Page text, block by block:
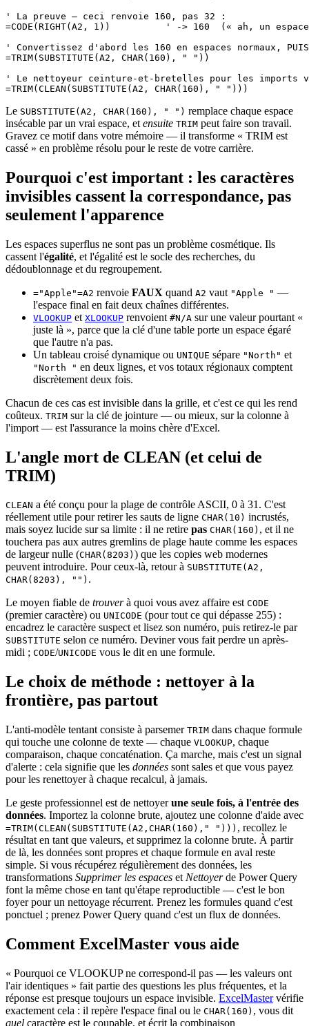
' La preuve — ceci renvoie 160, pas 32 :
=CODE(RIGHT(A2, 1))          ' -> 160  (« ah, un
' Convertissez d'abord les 160 en espaces normaux,
=TRIM(SUBSTITUTE(A2, CHAR(160), " "))
' Le nettoyeur ceinture-et-bretelles pour les imports
Le SUBSTITUTE(A2, CHAR(160), " ") remplace chaque espace
insécable par un vrai espace, et ensuite TRIM peut faire son travail.
Gravez ce motif dans votre mémoire — il transforme « TRIM est
cassé » en problème résolu pour le reste de votre carrière.
Pourquoi c'est important : les caractères
invisibles cassent la correspondance, pas
seulement l'apparence
Les espaces superflus ne sont pas un problème cosmétique. Ils
cassent l'égalité, et l'égalité est le socle des recherches, du
dédoublonnage et du regroupement.
="Apple"=A2 renvoie FAUX quand A2 vaut "Apple " —
l'espace final en fait deux chaînes différentes.
VLOOKUP et XLOOKUP renvoient #N/A sur une valeur pourtant «
juste là », parce que la clé d'une table porte un espace égaré
que l'autre n'a pas.
Un tableau croisé dynamique ou UNIQUE sépare "North" et
"North " en deux lignes, et vos totaux régionaux comptent
discrètement deux fois.
Chacun de ces cas est invisible dans la grille, et c'est ce qui les rend
coûteux. TRIM sur la clé de jointure — ou mieux, sur la colonne à
l'import — est l'assurance la moins chère d'Excel.
L'angle mort de CLEAN (et celui de
TRIM)
CLEAN a été conçu pour la plage de contrôle ASCII, 0 à 31. C'est
réellement utile pour retirer les sauts de ligne CHAR(10) incrustés,
mais soyez lucide sur sa limite : il ne retire pas CHAR(160) , et il ne
touchera pas aux autres gremlins de plage haute comme les espaces
de largeur nulle (CHAR(8203) ) que les copies web modernes
peuvent introduire. Pour ceux-là, retour à SUBSTITUTE(A2,
CHAR(8203), "") .
Le moyen fiable de trouverà quoi vous avez affaire est CODE
(premier caractère) ou UNICODE (pour tout ce qui dépasse 255) :
encadrez le caractère suspect et lisez son numéro, puis retirez-le par
SUBSTITUTE selon ce numéro. Deviner vous fait perdre un après-
midi ; CODE/UNICODE vous le dit en une formule.
Le choix de méthode : nettoyer à la
frontière, pas partout
L'anti-modèle tentant consiste à parsemer TRIM dans chaque formule
qui touche une colonne de texte — chaque VLOOKUP, chaque
comparaison, chaque concaténation. Ça marche, mais c'est un signal
d'alerte : cela signifie que les données sont sales et que vous payez
pour les renettoyer à chaque recalcul, à jamais.
Le geste professionnel est de nettoyerune seule fois, à l'entrée des
données. Importez la colonne brute, ajoutez une colonne d'aide avec
=TRIM(CLEAN(SUBSTITUTE(A2,CHAR(160)," "))) , recollez le
résultat en tant que valeurs, et supprimez la colonne brute. À partir
de là, les données sont propres et chaque formule en aval reste
simple. Si vous récupérez régulièrement des données, les
transformations Supprimer les espaces et Nettoyerde Power Query
font la même chose en tant qu'étape reproductible — c'est le bon
foyer pour un nettoyage récurrent. Prenez les formules quand c'est
ponctuel ; prenez Power Query quand c'est un flux de données.
Comment ExcelMaster vous aide
« Pourquoi ce VLOOKUP ne correspond-il pas — les valeurs ont
l'air identiques » fait partie des questions les plus fréquentes, et la
réponse est presque toujours un espace invisible. ExcelMastervérifie
exactement cela : il repère l'espace final ou le CHAR(160) , vous dit
quel caractère est le coupable, et écrit la combinaison